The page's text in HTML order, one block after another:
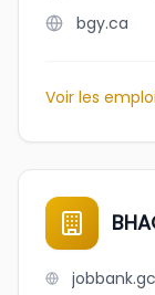
bgy.ca
Voir les